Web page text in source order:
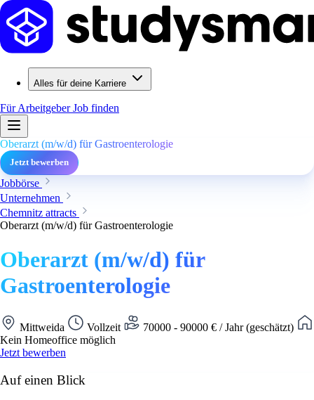
Alles für deine Karriere
Für ArbeitgeberJob finden
Oberarzt (m/w/d) für Gastroenterologie
Jetzt bewerben
Jobbörse
Unternehmen
Chemnitz attracts
Oberarzt (m/w/d) für Gastroenterologie
Oberarzt (m/w/d) für
Gastroenterologie
Mittweida Vollzeit
70000 - 90000 € / Jahr (geschätzt)
Kein Homeoffice möglich
Jetzt bewerben
Auf einen Blick